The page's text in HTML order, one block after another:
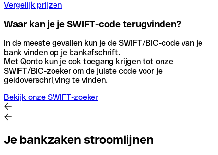
Vergelijk prijzen
Waar kan je je SWIFT-code terugvinden?
In de meeste gevallen kun je de SWIFT/BIC-code van je
bank vinden op je bankafschrift.
Met Qonto kun je ook toegang krijgen tot onze
SWIFT/BIC-zoeker om de juiste code voor je
geldoverschrijving te vinden.
Bekijk onze SWIFT-zoeker
Je bankzaken stroomlijnen